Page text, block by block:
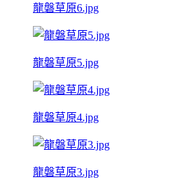
龍磐草原6.jpg
龍磐草原5.jpg
龍磐草原4.jpg
龍磐草原3.jpg